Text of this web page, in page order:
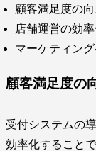
顧客満足度の
店舗運営の効
マーケティン
顧客満足度の
受付システムの
効率化すること